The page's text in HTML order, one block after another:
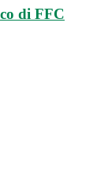
di FFC